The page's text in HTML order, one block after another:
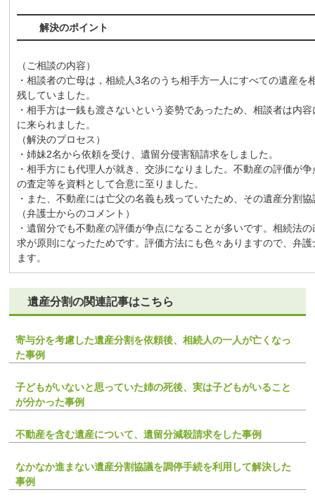
解決のポイント
（ご相談の内容）
・相談者の亡母は，相続人3名のうち相手方一人にすべての遺産を
残していました。
・相手方は一銭も渡さないという姿勢であったため、相談者は内
に来られました。
（解決のプロセス）
・姉妹2名から依頼を受け、遺留分侵害額請求をしました。
・相手方にも代理人が就き、交渉になりました。不動産の評価が
の査定等を資料として合意に至りました。
・また、不動産には亡父の名義も残っていたため、その遺産分割
（弁護士からのコメント）
・遺留分でも不動産の評価が争点になることが多いです。相続法
求が原則になったためです。評価方法にも色々ありますので、弁
ます。
遺産分割の関連記事はこちら
寄与分を考慮した遺産分割を依頼後、相続人の一人が亡くなっ
た事例
子どもがいないと思っていた姉の死後、実は子どもがいること
が分かった事例
不動産を含む遺産について、遺留分減殺請求をした事例
なかなか進まない遺産分割協議を調停手続を利用して解決した
事例